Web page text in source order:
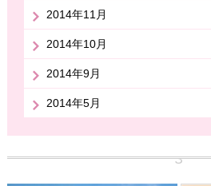
2014年11月
2014年10月
2014年9月
2014年5月